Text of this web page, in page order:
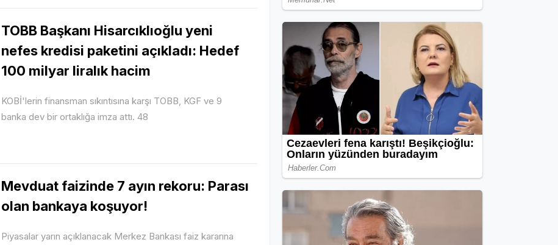
TOBB Başkanı Hisarcıklıoğlu yeni
nefes kredisi paketini açıkladı: Hedef
100 milyar liralık hacim
KOBİ'lerin finansman sıkıntısına karşı TOBB, KGF ve 9
banka dev bir ortaklığa imza attı. 48
Mevduat faizinde 7 ayın rekoru: Parası
olan bankaya koşuyor!
Piyasalar yarın açıklanacak Merkez Bankası faiz kararına